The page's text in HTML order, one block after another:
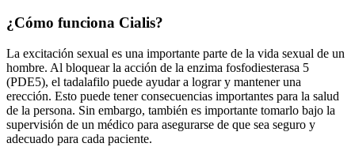
¿Cómo funciona Cialis?
La excitación sexual es una importante parte de la vida sexual de un
hombre. Al bloquear la acción de la enzima fosfodiesterasa 5
(PDE5), el tadalafilo puede ayudar a lograr y mantener una
erección. Esto puede tener consecuencias importantes para la salud
de la persona. Sin embargo, también es importante tomarlo bajo la
supervisión de un médico para asegurarse de que sea seguro y
adecuado para cada paciente.